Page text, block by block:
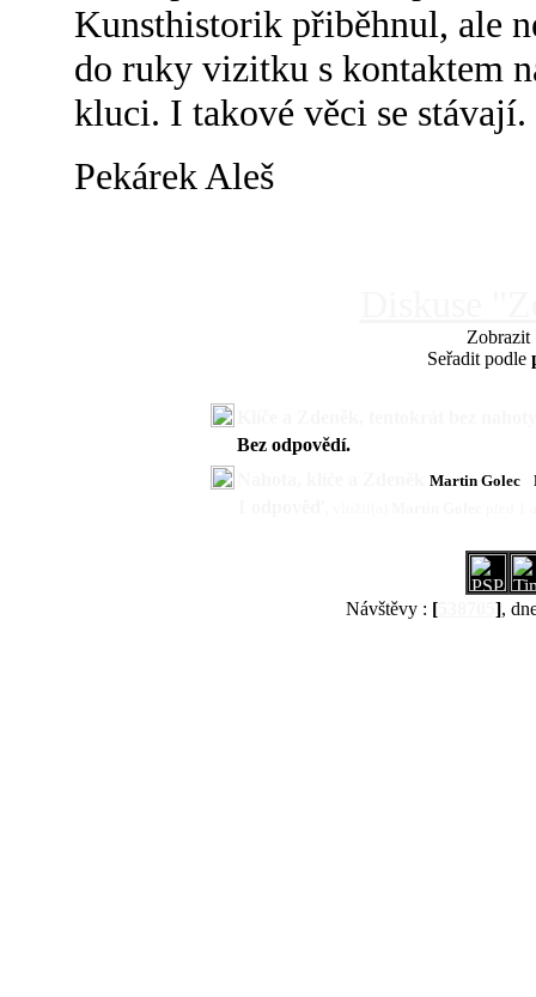
Kunsthistorik přiběhnul, ale
do ruky vizitku s kontaktem
kluci. I takové věci se stávají.
Pekárek Aleš
Seřadit podle
Bez odpovědí.
Martin Golec
Návštěvy : [ ],